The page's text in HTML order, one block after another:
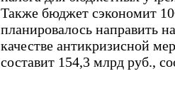
Также бюджет сэкономит
планировалось направить
качестве антикризисной
составит 154,3 млрд руб.,